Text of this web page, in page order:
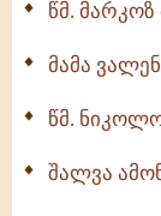
წმ.
მამა
წმ.
შალვა